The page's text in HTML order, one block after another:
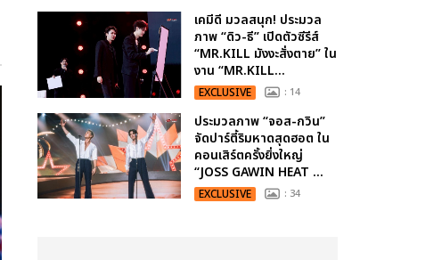
เคมีดี มวลสนุก! ประมวล
ภาพ “ดิว-ธี” เปิดตัวซีรีส์
“MR.KILL มังงะสั่งตาย” ใน
งาน “MR.KILL...
EXCLUSIVE : 14
ประมวลภาพ “จอส-กวิน”
จัดปาร์ตี้ริมหาดสุดฮอต ใน
คอนเสิร์ตครั้งยิ่งใหญ่
“JOSS GAWIN HEAT ...
EXCLUSIVE : 34